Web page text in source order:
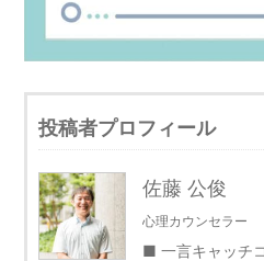
投稿者プロフィール
佐藤 公俊
心理カウンセラー
■ 一言キャッチ